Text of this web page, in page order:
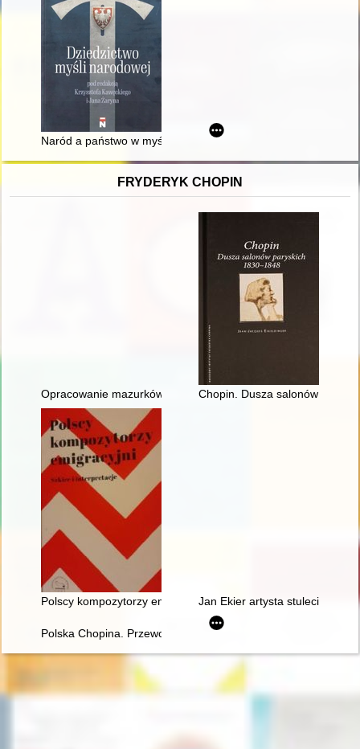
Naród a państwo w myśli narodowo-demokratycznej : zarys
FRYDERYK CHOPIN
Opracowanie mazurków Chopina w redakcji Zygmunta
Chopin. Dusza salonów
Polscy kompozytorzy emigracyjni. Szkice i interpretacje
Jan Ekier artysta stulecia - w
Polska Chopina. Przewodnik po miejscach związanych z